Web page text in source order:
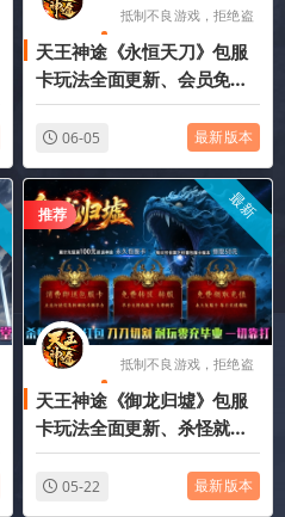
抵制不良游戏，拒绝盗
版游戏
天王神途《永恒天刀》包服
卡玩法全面更新、会员免费
打、装备全爆、时间等于一
切、长久耐玩（铭文系统特
06-05 最新版本
推荐 最新
抵制不良游戏，拒绝盗
版游戏
天王神途《御龙归墟》包服
卡玩法全面更新、杀怪就能
领红包、刀刀切割、耐玩零
充毕业、一切靠打（化神系
05-22 最新版本